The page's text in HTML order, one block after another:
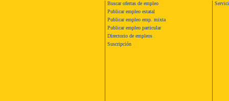
Buscar ofertas de empleo
Publicar empleo estatal
Publicar empleo emp. mixta
Publicar empleo particular
Directorio de empleos
Suscripción